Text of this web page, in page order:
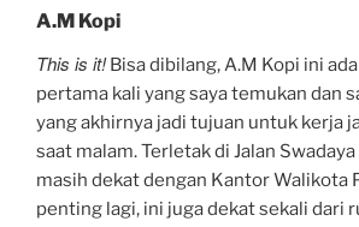
A.M Kopi
This is it!Bisa dibilang, A.M Kopi ini
pertama kali yang saya temukan dan
yang akhirnya jadi tujuan untuk kerja
saat malam. Terletak di Jalan
masih dekat dengan Kantor Walikota
penting lagi, ini juga dekat sekali dari